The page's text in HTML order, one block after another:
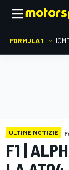
FORMULA 1
ULTIME NOTIZIE
F1 |